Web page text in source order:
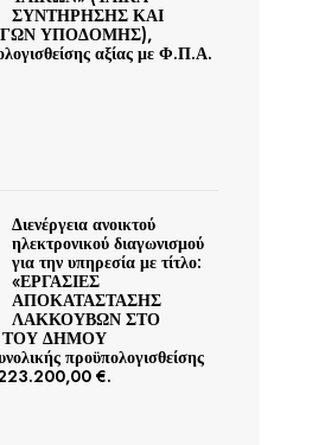
ΣΥΝΤΗΡΗΣΗΣ ΚΑΙ
ΥΠΟΔΟΜΗΣ),
αξίας με Φ.Π.Α.
Διενέργεια ανοικτού
ηλεκτρονικού διαγωνισμού
για την υπηρεσία με τίτλο:
«ΕΡΓΑΣΙΕΣ
ΑΠΟΚΑΤΑΣΤΑΣΗΣ
ΛΑΚΚΟΥΒΩΝ ΣΤΟ
ΤΟΥ ΔΗΜΟΥ
προϋπολογισθείσης
€.